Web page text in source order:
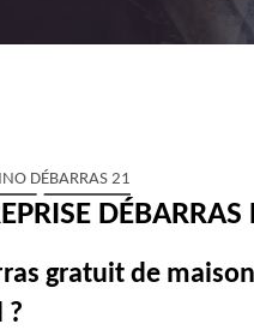
DÉBARRAS 21
gratuit de
?